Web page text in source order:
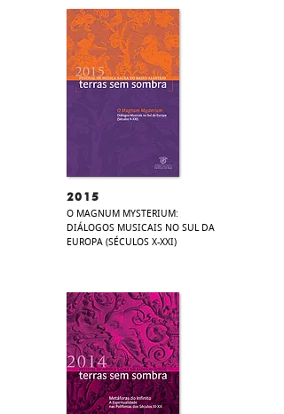
2015
O MAGNUM MYSTERIUM:
DIÁLOGOS MUSICAIS NO SUL DA
EUROPA (SÉCULOS X-XXI)​